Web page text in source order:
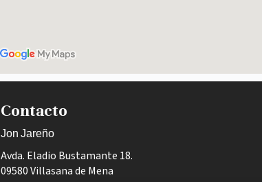
Contacto
Jon Jareño
Avda. Eladio Bustamante 18.
09580 Villasana de Mena